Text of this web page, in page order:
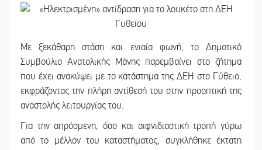
Με ξεκάθαρη στάση και ενιαία φωνή, το Δημοτικό
Συμβούλιο Ανατολικής Μάνης παρεμβαίνει στο ζήτημα
που έχει ανακύψει με το κατάστημα της ΔΕΗ στο Γύθειο,
εκφράζοντας την πλήρη αντίθεσή του στην προοπτική της
αναστολής λειτουργίας του.
Για την απρόσμενη, όσο και αιφνιδιαστική τροπή γύρω
από το μέλλον του καταστήματος, συγκλήθηκε έκτατη